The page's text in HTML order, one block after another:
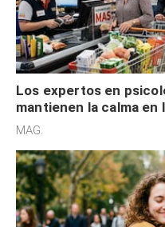
Los expertos en
mantienen la calma
cognitiva, gratitud y
MAG.